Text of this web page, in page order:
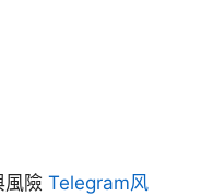
風險 Telegram风